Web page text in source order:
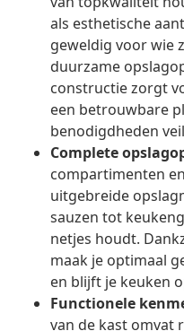
als esthetische
geweldig voor wie
duurzame
constructie zorgt
een betrouwbare
benodigdheden
Complete
compartimenten
uitgebreide
sauzen tot
netjes houdt.
maak je optimaal
en blijft je keuken
Functionele
van de kast omvat